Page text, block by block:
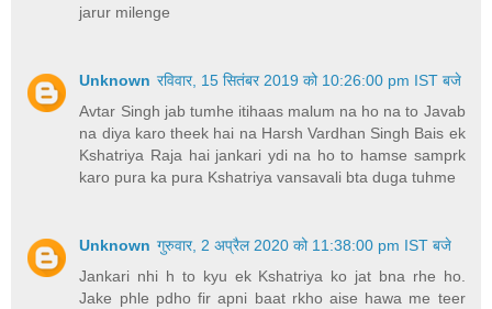
jarur milenge
Unknown रविवार, 15 सितंबर 2019 को 10:26:00 pm IST बजे
Avtar Singh jab tumhe itihaas malum na ho na to Javab
na diya karo theek hai na Harsh Vardhan Singh Bais ek
Kshatriya Raja hai jankari ydi na ho to hamse samprk
karo pura ka pura Kshatriya vansavali bta duga tuhme
Unknown गुरुवार, 2 अप्रैल 2020 को 11:38:00 pm IST बजे
Jankari nhi h to kyu ek Kshatriya ko jat bna rhe ho.
Jake phle pdho fir apni baat rkho aise hawa me teer